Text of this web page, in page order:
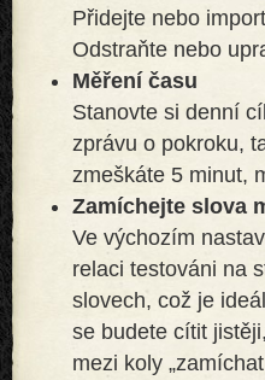
Přidejte nebo
Odstraňte nebo
Měření času
Stanovte si denní
zprávu o pokroku,
zmeškáte 5 minut,
Zamíchejte slova
Ve výchozím
relaci testováni na
slovech, což je
se budete cítit
mezi koly